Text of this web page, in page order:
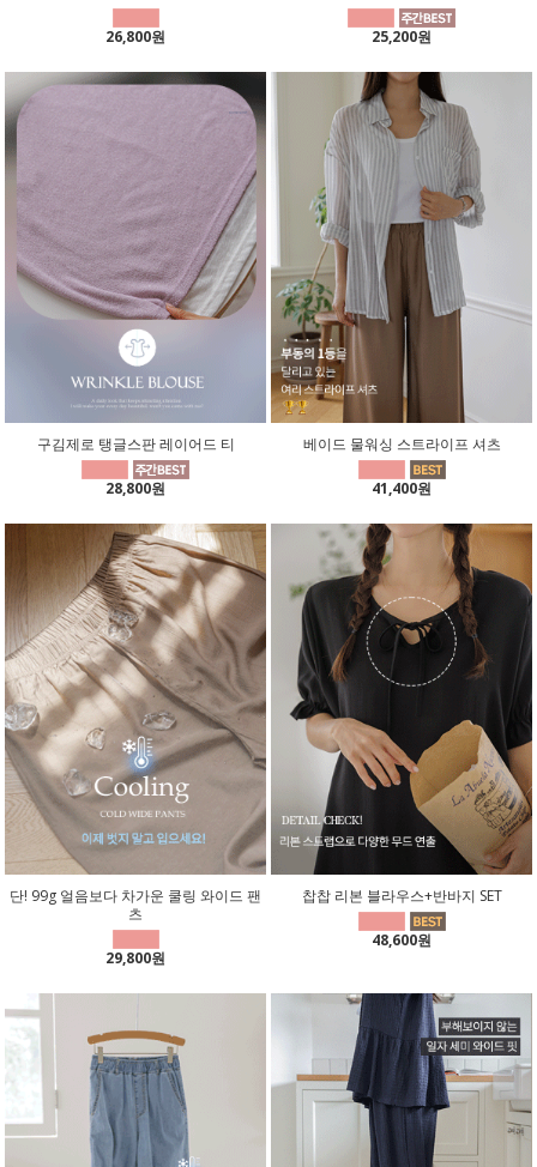
26,800원 25,200원
구김제로 탱글스판 레이어드 티
28,800원
베이드 물워싱 스트라이프 셔츠
41,400원
단! 99g 얼음보다 차가운 쿨링 와이드 팬
츠
29,800원
찹찹 리본 블라우스+반바지 SET
48,600원